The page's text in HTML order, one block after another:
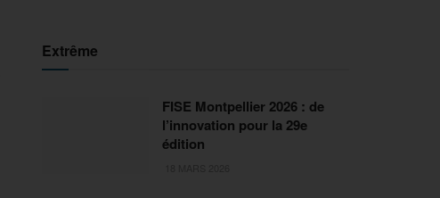
Extrême
FISE Montpellier 2026 : de
l’innovation pour la 29e
édition